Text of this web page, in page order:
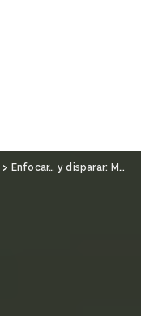
> Enfocar… y disparar: Matar a Jesús, de Laura Mora